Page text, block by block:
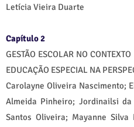
Letícia Vieira Duarte
Capítulo 2
GESTÃO ESCOLAR NO
EDUCAÇÃO ESPECIAL NA
Carolayne Oliveira Nascimento;
Almeida Pinheiro; Jordinailsi
Santos Oliveira; Mayanne Silva